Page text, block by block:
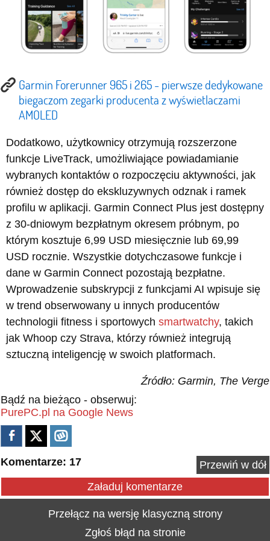
Garmin Forerunner 965 i 265 - pierwsze dedykowane
biegaczom zegarki producenta z wyświetlaczami
AMOLED
Dodatkowo, użytkownicy otrzymują rozszerzone
funkcje LiveTrack, umożliwiające powiadamianie
wybranych kontaktów o rozpoczęciu aktywności, jak
również dostęp do ekskluzywnych odznak i ramek
profilu w aplikacji. Garmin Connect Plus jest dostępny
z 30-dniowym bezpłatnym okresem próbnym, po
którym kosztuje 6,99 USD miesięcznie lub 69,99
USD rocznie. Wszystkie dotychczasowe funkcje i
dane w Garmin Connect pozostają bezpłatne.
Wprowadzenie subskrypcji z funkcjami AI wpisuje się
w trend obserwowany u innych producentów
technologii fitness i sportowych smartwatchy, takich
jak Whoop czy Strava, którzy również integrują
sztuczną inteligencję w swoich platformach.
Źródło: Garmin, The Verge
Bądź na bieżąco - obserwuj:
PurePC.pl na Google News
Komentarze: 17
Przewiń w dół
Załaduj komentarze
Przełącz na wersję klasyczną strony
Zgłoś błąd na stronie